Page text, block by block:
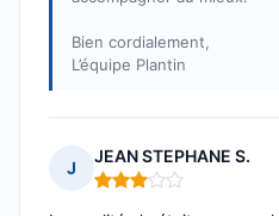
Bien cordialement,
L’équipe Plantin
J
JEAN STEPHANE S.
Note : 3 sur 5